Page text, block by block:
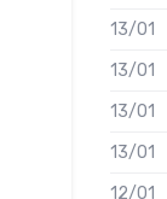
13/01
13/01
13/01
13/01
12/01